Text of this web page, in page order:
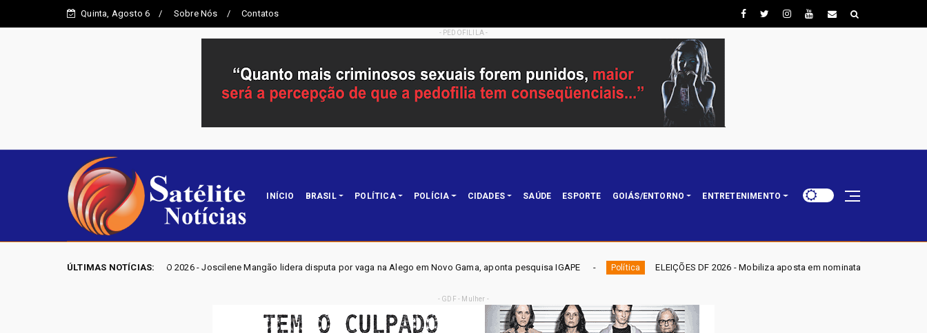
Quinta, Agosto 6 Sobre Nós Contatos
- PEDOFILILA -
INÍCIO BRASIL POLÍTICA POLÍCIA CIDADES SAÚDE ESPORTE GOIÁS/ENTORNO ENTRETENIMENTO
ÚLTIMAS NOTÍCIAS:
ELEIÇÕES GO 2026 - Joscilene Mangão lidera disputa por vaga na Alego em Novo Gama, aponta pesquisa IGAPE Política ELEIÇÕES DF 2026 - Mobiliza aposta em nominata completa e mira eleger três
- GDF - Mulher -